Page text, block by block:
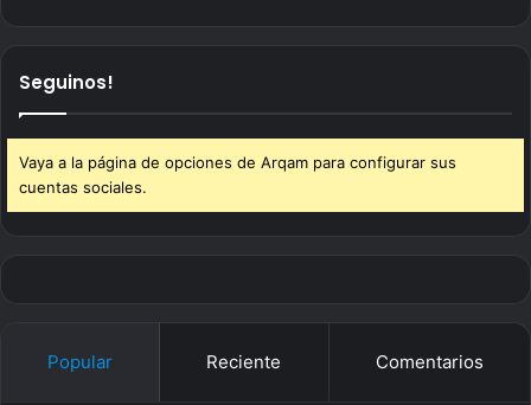
Seguinos!
Vaya a la página de opciones de Arqam para configurar sus
cuentas sociales.
Popular Reciente Comentarios